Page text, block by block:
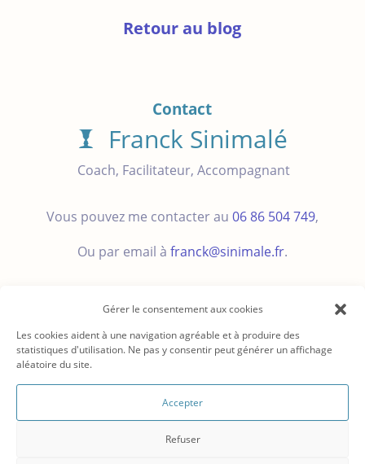
Gérer le consentement aux cookies
Les cookies aident à une navigation agréable et à produire des
statistiques d'utilisation. Ne pas y consentir peut générer un affichage
aléatoire du site.
Accepter
Refuser
Retour au blog
Contact
Franck Sinimalé
Coach, Facilitateur, Accompagnant
Vous pouvez me contacter au 06 86 504 749,
Ou par email à franck@sinimale.fr.
© 2008 – 2026CC-BY-SAFRANCK SINIMALE EICoach,
Facilitateur, Accompagnant ♦